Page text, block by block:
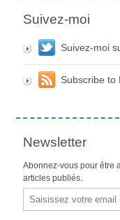
Suivez-moi
Suivez-moi
Subscribe to
Newsletter
Abonnez-vous pour être
articles publiés.
Email